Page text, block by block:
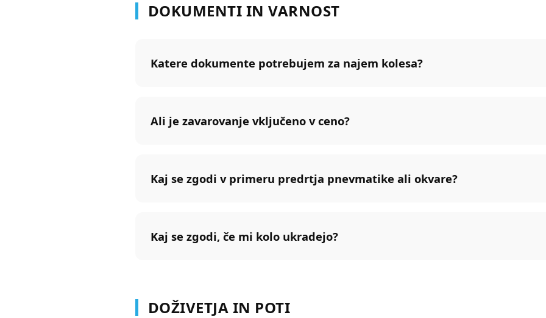
DOKUMENTI IN VARNOST
Katere dokumente potrebujem za najem kolesa?
Ali je zavarovanje vključeno v ceno?
Kaj se zgodi v primeru predrtja pnevmatike ali okvare?
Kaj se zgodi, če mi kolo ukradejo?
DOŽIVETJA IN POTI